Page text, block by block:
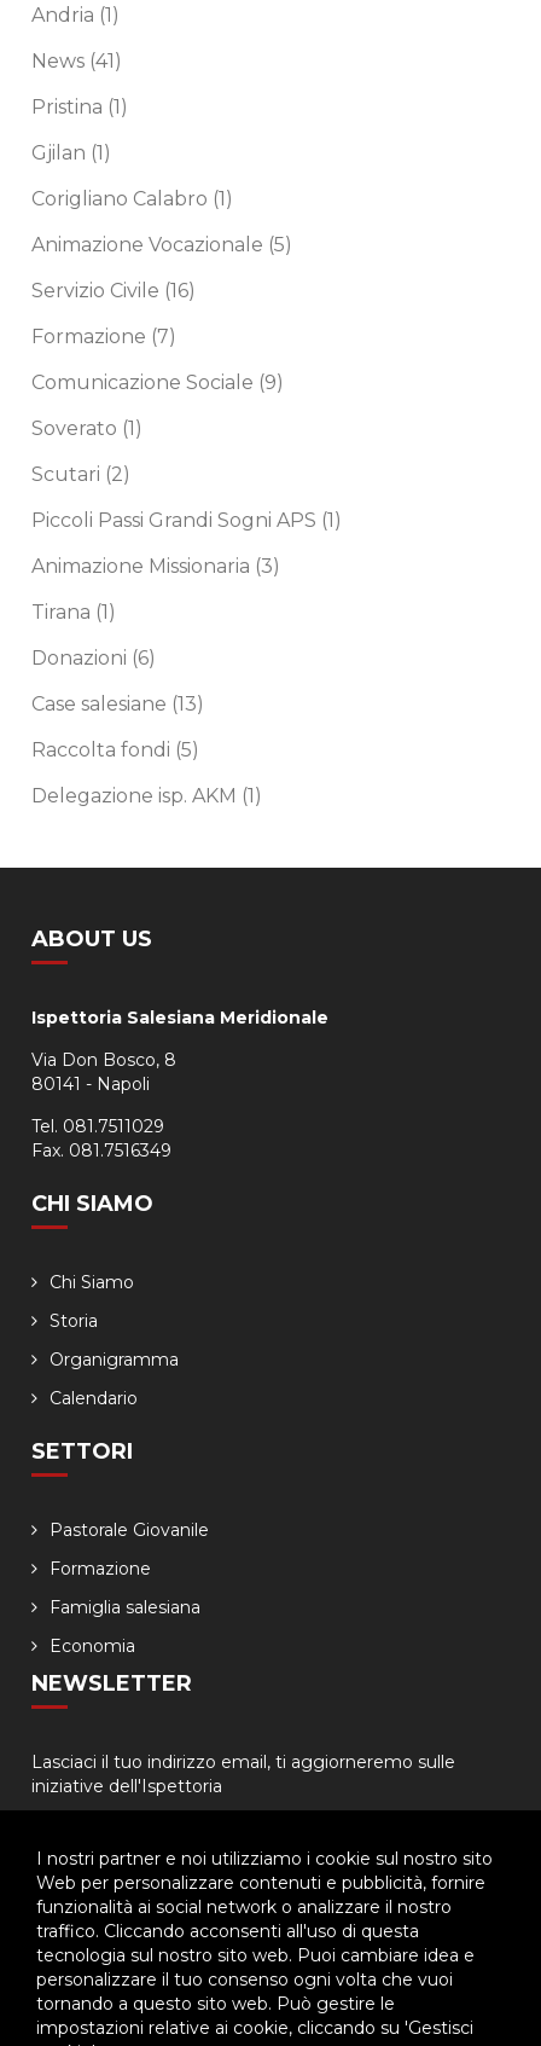
I nostri partner e noi utilizziamo i cookie sul nostro sito
Web per personalizzare contenuti e pubblicità, fornire
funzionalità ai social network o analizzare il nostro
traffico. Cliccando acconsenti all'uso di questa
tecnologia sul nostro sito web. Puoi cambiare idea e
personalizzare il tuo consenso ogni volta che vuoi
tornando a questo sito web. Può gestire le
impostazioni relative ai cookie, cliccando su 'Gestisci
Andria (1)
News (41)
Pristina (1)
Gjilan (1)
Corigliano Calabro (1)
Animazione Vocazionale (5)
Servizio Civile (16)
Formazione (7)
Comunicazione Sociale (9)
Soverato (1)
Scutari (2)
Piccoli Passi Grandi Sogni APS (1)
Animazione Missionaria (3)
Tirana (1)
Donazioni (6)
Case salesiane (13)
Raccolta fondi (5)
Delegazione isp. AKM (1)
ABOUT US
Ispettoria Salesiana Meridionale
Via Don Bosco, 8
80141 - Napoli
Tel. 081.7511029
Fax. 081.7516349
CHI SIAMO
Chi Siamo
Storia
Organigramma
Calendario
SETTORI
Pastorale Giovanile
Formazione
Famiglia salesiana
Economia
NEWSLETTER
Lasciaci il tuo indirizzo email, ti aggiorneremo sulle
iniziative dell'Ispettoria
© 2026 - Ispettoria Salesiana Meridionale - All rights reserved. | P.IVA
80057280630 |
Privacy & Cookie Policy - Gestisci Cookie